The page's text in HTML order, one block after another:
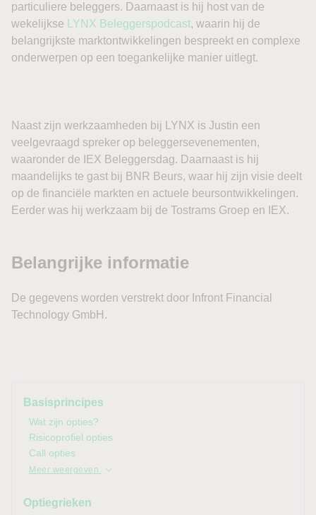
particuliere beleggers. Daarnaast is hij host van de
wekelijkse
LYNX Beleggerspodcast, waarin hij de
belangrijkste marktontwikkelingen bespreekt en complexe
onderwerpen op een toegankelijke manier uitlegt.
Naast zijn werkzaamheden bij LYNX is Justin een
veelgevraagd spreker op beleggersevenementen,
waaronder de IEX Beleggersdag. Daarnaast is hij
maandelijks te gast bij BNR Beurs, waar hij zijn visie deelt
op de financiële markten en actuele beursontwikkelingen.
Eerder was hij werkzaam bij de Tostrams Groep en IEX.
Basisprincipes
Wat zijn opties?
Risicoprofiel opties
Call opties
Meer weergeven
Optiegrieken